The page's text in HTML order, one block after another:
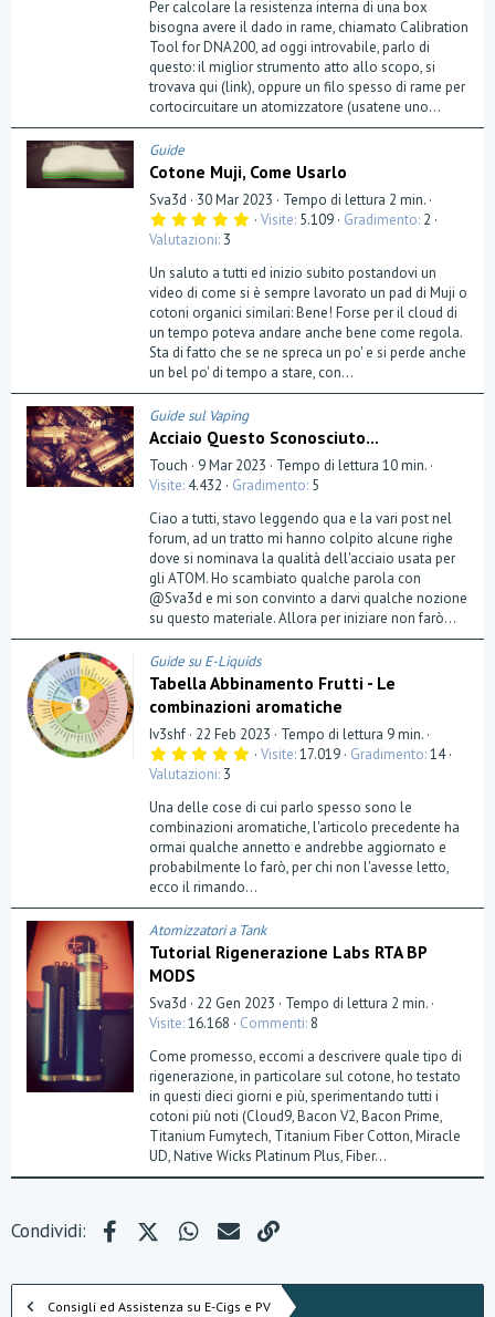
Per calcolare la resistenza interna di una box
bisogna avere il dado in rame, chiamato Calibration
Tool for DNA200, ad oggi introvabile, parlo di
questo: il miglior strumento atto allo scopo, si
trovava qui (link), oppure un filo spesso di rame per
cortocircuitare un atomizzatore (usatene uno...
Guide
Cotone Muji, Come Usarlo
Sva3d 30 Mar 2023
Tempo di lettura 2 min.
5
s
e
l
l
a
(
e
)
Visite 5.109 Gradimento 2
Valutazioni 3
Un saluto a tutti ed inizio subito postandovi un
video di come si è sempre lavorato un pad di Muji o
cotoni organici similari: Bene! Forse per il cloud di
un tempo poteva andare anche bene come regola.
Sta di fatto che se ne spreca un po' e si perde anche
un bel po' di tempo a stare, con...
Guide sul Vaping
Acciaio Questo Sconosciuto...
Touch 9 Mar 2023
Tempo di lettura 10 min.
Visite 4.432 Gradimento 5
Ciao a tutti, stavo leggendo qua e la vari post nel
forum, ad un tratto mi hanno colpito alcune righe
dove si nominava la qualità dell'acciaio usata per
gli ATOM. Ho scambiato qualche parola con
@Sva3d e mi son convinto a darvi qualche nozione
su questo materiale. Allora per iniziare non farò...
Guide su E-Liquids
Tabella Abbinamento Frutti - Le
combinazioni aromatiche
Iv3shf 22 Feb 2023
Tempo di lettura 9 min.
5
0
s
t
e
l
l
(
e
)
Visite 17.019 Gradimento 14
Valutazioni 3
Una delle cose di cui parlo spesso sono le
combinazioni aromatiche, l'articolo precedente ha
ormai qualche annetto e andrebbe aggiornato e
probabilmente lo farò, per chi non l'avesse letto,
ecco il rimando...
Atomizzatori a Tank
Tutorial Rigenerazione Labs RTA BP
MODS
Sva3d 22 Gen 2023
Tempo di lettura 2 min.
Visite 16.168 Commenti 8
Come promesso, eccomi a descrivere quale tipo di
rigenerazione, in particolare sul cotone, ho testato
in questi dieci giorni e più, sperimentando tutti i
cotoni più noti (Cloud9, Bacon V2, Bacon Prime,
Titanium Fumytech, Titanium Fiber Cotton, Miracle
UD, Native Wicks Platinum Plus, Fiber...
Condividi: FacebookX (Twitter)WhatsApp
e-mail
Consigli ed Assistenza su E-Cigs e PV